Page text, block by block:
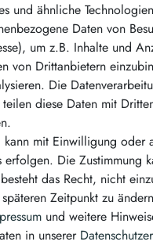
und ähnliche
Daten von
um z.B. Inhalte und
von Drittanbietern
Die
diese Daten mit
kann mit Einwilligung oder
erfolgen. Die Zustimmung
das Recht, nicht
Zeitpunkt zu
und weitere
in unserer